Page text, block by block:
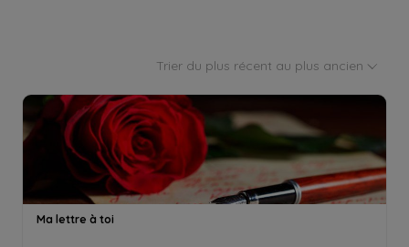
Trier du plus récent au plus ancien
Ma lettre à toi